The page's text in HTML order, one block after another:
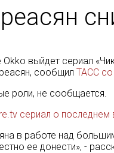
выйдет сериал
сообщил ТАСС
роли, не сообщается.
сериал о
в работе над
ее донести», -